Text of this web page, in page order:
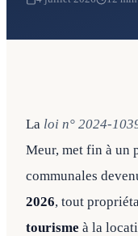
La loi n° 2024-
Meur, met fin à un
communales
2026, tout
tourisme à la